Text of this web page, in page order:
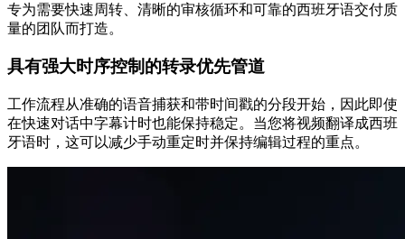
专为需要快速周转、清晰的审核循环和可靠的西班牙语交付质
量的团队而打造。
具有强大时序控制的转录优先管道
工作流程从准确的语音捕获和带时间戳的分段开始，因此即使
在快速对话中字幕计时也能保持稳定。当您将视频翻译成西班
牙语时，这可以减少手动重定时并保持编辑过程的重点。